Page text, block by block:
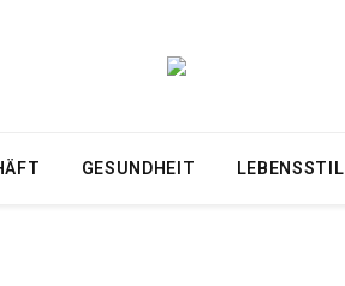
GESUNDHEIT LEBENSSTIL